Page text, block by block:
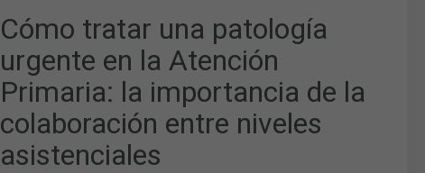
Cómo tratar una patología
urgente en la Atención
Primaria: la importancia de la
colaboración entre niveles
asistenciales
LA
ATENCIÓN
PRIMARIA:
LA
IMPORTANCIA
DE
LA
COLABORACIÓN
ENTRE
NIVELES
ASISTENCIALES